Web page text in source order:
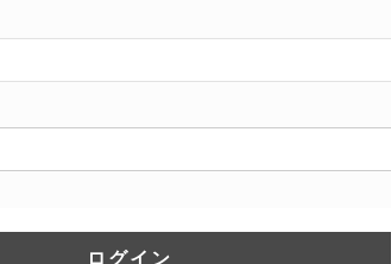
ログイン